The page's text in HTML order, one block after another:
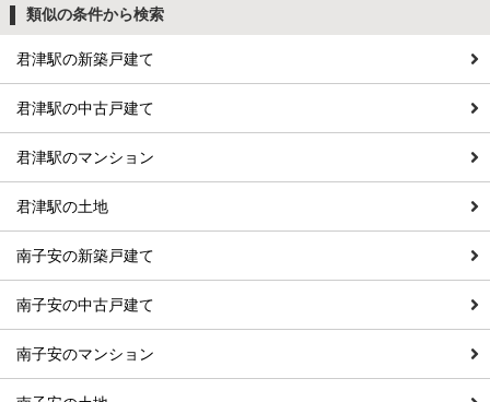
類似の条件から検索
君津駅の新築戸建て
君津駅の中古戸建て
君津駅のマンション
君津駅の土地
南子安の新築戸建て
南子安の中古戸建て
南子安のマンション